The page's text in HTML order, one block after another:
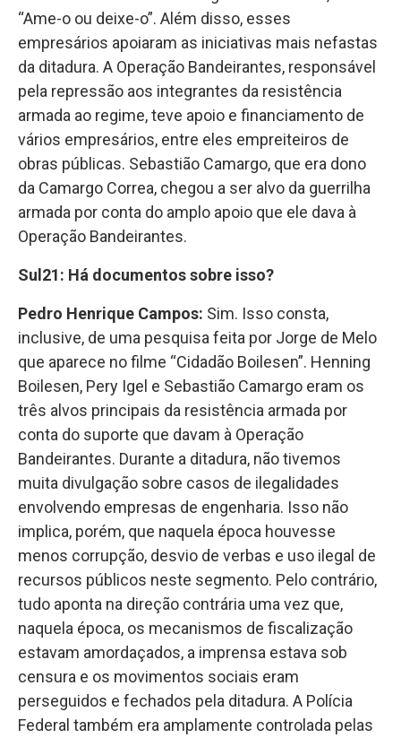
“Ame-o ou deixe-o”. Além disso, esses
empresários apoiaram as iniciativas mais nefastas
da ditadura. A Operação Bandeirantes, responsável
pela repressão aos integrantes da resistência
armada ao regime, teve apoio e financiamento de
vários empresários, entre eles empreiteiros de
obras públicas. Sebastião Camargo, que era dono
da Camargo Correa, chegou a ser alvo da guerrilha
armada por conta do amplo apoio que ele dava à
Operação Bandeirantes.
Sul21: Há documentos sobre isso?
Pedro Henrique Campos: Sim. Isso consta,
inclusive, de uma pesquisa feita por Jorge de Melo
que aparece no filme “Cidadão Boilesen”. Henning
Boilesen, Pery Igel e Sebastião Camargo eram os
três alvos principais da resistência armada por
conta do suporte que davam à Operação
Bandeirantes. Durante a ditadura, não tivemos
muita divulgação sobre casos de ilegalidades
envolvendo empresas de engenharia. Isso não
implica, porém, que naquela época houvesse
menos corrupção, desvio de verbas e uso ilegal de
recursos públicos neste segmento. Pelo contrário,
tudo aponta na direção contrária uma vez que,
naquela época, os mecanismos de fiscalização
estavam amordaçados, a imprensa estava sob
censura e os movimentos sociais eram
perseguidos e fechados pela ditadura. A Polícia
Federal também era amplamente controlada pelas